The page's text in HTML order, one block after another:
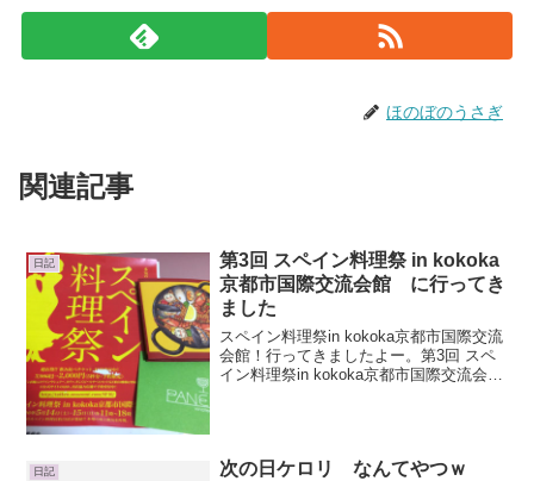
ほのぼのうさぎ
関連記事
日記
第3回 スペイン料理祭 in kokoka
京都市国際交流会館 に行ってき
ました
スペイン料理祭in kokoka京都市国際交流
会館！行ってきましたよー。第3回 スペ
イン料理祭in kokoka京都市国際交流会館
日記 次の日ケロリ なんてやつｗ